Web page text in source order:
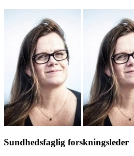
Sundhedsfaglig forskningsleder